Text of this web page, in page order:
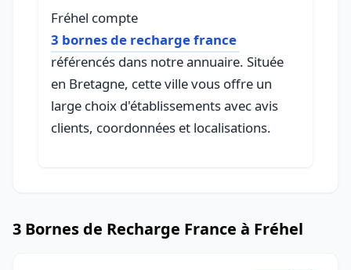
Fréhel compte
3 bornes de recharge france
référencés dans notre annuaire. Située
en Bretagne, cette ville vous offre un
large choix d'établissements avec avis
clients, coordonnées et localisations.
3 Bornes de Recharge France à Fréhel